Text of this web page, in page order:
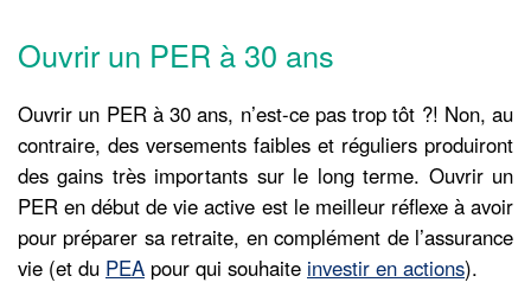
Ouvrir un PER à 30 ans
Ouvrir un PER à 30 ans, n’est-ce pas trop tôt ?! Non, au
contraire, des versements faibles et réguliers produiront
des gains très importants sur le long terme. Ouvrir un
PER en début de vie active est le meilleur réflexe à avoir
pour préparer sa retraite, en complément de l’assurance
vie (et du PEA pour qui souhaite investir en actions).